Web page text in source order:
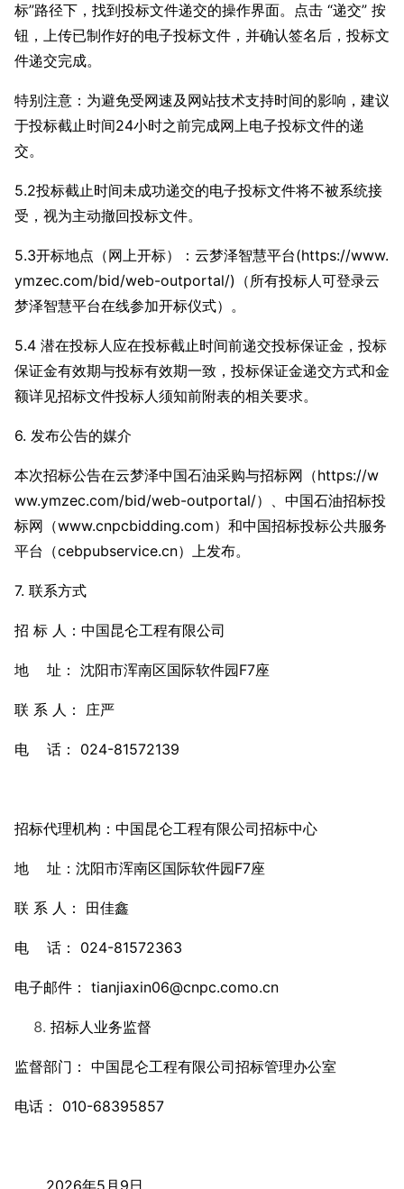
标”路径下，找到投标文件递交的操作界面。点击 “递交” 按
钮，上传已制作好的电子投标文件，并确认签名后，投标文
件递交完成。
特别注意：为避免受网速及网站技术支持时间的影响，建议
于投标截止时间24小时之前完成网上电子投标文件的递
交。
5.2投标截止时间未成功递交的电子投标文件将不被系统接
受，视为主动撤回投标文件。
5.3开标地点（网上开标）：云梦泽智慧平台(https://www.
ymzec.com/bid/web-outportal/)（所有投标人可登录云
梦泽智慧平台在线参加开标仪式）。
5.4 潜在投标人应在投标截止时间前递交投标保证金，投标
保证金有效期与投标有效期一致，投标保证金递交方式和金
额详见招标文件投标人须知前附表的相关要求。
6. 发布公告的媒介
本次招标公告在云梦泽中国石油采购与招标网（https://w
ww.ymzec.com/bid/web-outportal/）、中国石油招标投
标网（www.cnpcbidding.com）和中国招标投标公共服务
平台（cebpubservice.cn）上发布。
7. 联系方式
招 标 人：中国昆仑工程有限公司
地 址： 沈阳市浑南区国际软件园F7座 ‌‌
联 系 人： 庄严
电 话： 024-81572139
招标代理机构：中国昆仑工程有限公司招标中心
地 址：沈阳市浑南区国际软件园F7座
联 系 人： 田佳鑫
电 话： 024-81572363
电子邮件： tianjiaxin06@cnpc.como.cn
招标人业务监督
监督部门： 中国昆仑工程有限公司招标管理办公室
电话： 010-68395857
2026年5月9日